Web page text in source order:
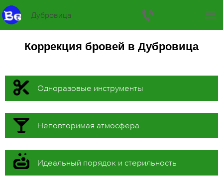
Дубровица
Коррекция бровей в Дубровица
Одноразовые инструменты
Неповторимая атмосфера
Идеальный порядок и стерильность